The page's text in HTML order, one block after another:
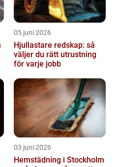
05 juni 2026
Hjullastare redskap: så
väljer du rätt utrustning
för varje jobb
03 juni 2026
Hemstädning i Stockholm